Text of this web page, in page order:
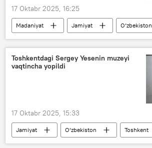
17 Oktabr 2025, 16:25
Madaniyat Jamiyat
O‘zbekiston
Toshkent
kitob
Toshkentdagi Sergey Yesenin muzeyi
vaqtincha yopildi
17 Oktabr 2025, 15:33
Jamiyat O‘zbekiston
Toshkent
shoir
muzey